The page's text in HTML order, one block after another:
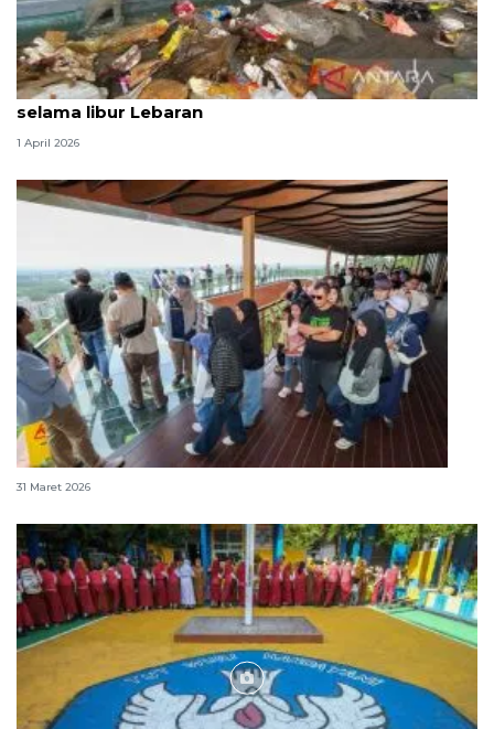
Produksi sampah Jaksel capai 1.120 ton per hari
selama libur Lebaran
1 April 2026
352.102 orang kunjungi IKN selama libur Idul Fitri
31 Maret 2026